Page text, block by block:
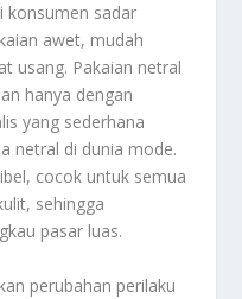
konsumen sadar
awet, mudah
usang. Pakaian netral
hanya dengan
yang sederhana
netral di dunia mode.
cocok untuk semua
sehingga
pasar luas.
perubahan perilaku